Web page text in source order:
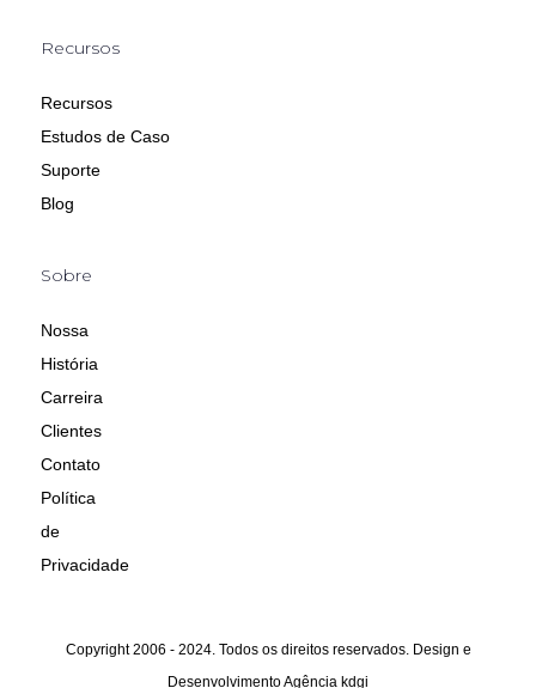
Recursos
Recursos
Estudos de Caso
Suporte
Blog
Sobre
Nossa
História
Carreira
Clientes
Contato
Política
de
Privacidade
Copyright 2006 - 2024. Todos os direitos reservados. Design e
DesenvolvimentoAgência kdgi